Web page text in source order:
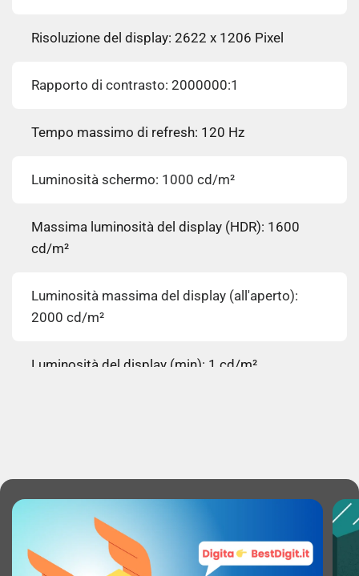
Risoluzione del display: 2622 x 1206 Pixel
Rapporto di contrasto: 2000000:1
Tempo massimo di refresh: 120 Hz
Luminosità schermo: 1000 cd/m²
Massima luminosità del display (HDR): 1600
cd/m²
Luminosità massima del display (all'aperto):
2000 cd/m²
Luminosità del display (min): 1 cd/m²
Dynamic Range 10 (HDR10), High Dynamic
Range 10+ (HDR10 Plus), Hybrid Log-Gamma
Densità di Pixel: 460 ppi (punti per pollice)